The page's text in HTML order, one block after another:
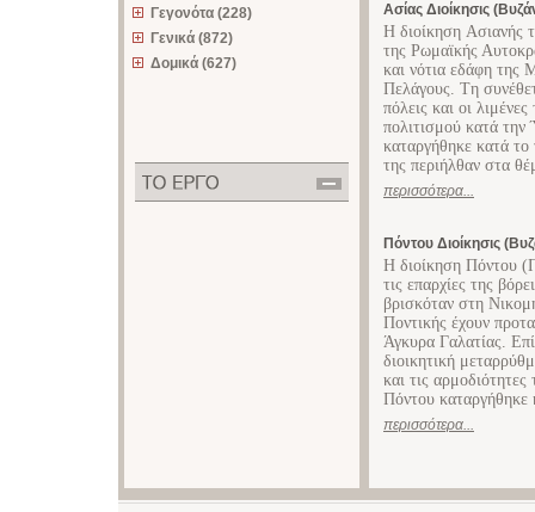
Γεγονότα (228)
Γενικά (872)
Δομικά (627)
Ασίας Διοίκησις
H διοίκηση Aσιανής
της Ρωμαϊκής
και νότια εδάφη της
Πελάγους. Tη
πόλεις και οι
πολιτισμού κατά την
καταργήθηκε κατά το
της περιήλθαν στα
περισσότερα...
Πόντου Διοίκησις
H διοίκηση Πόντου
τις επαρχίες της
βρισκόταν στη
Ποντικής έχουν
Άγκυρα Γαλατίας.
διοικητική
και τις
Πόντου καταργήθηκε
περισσότερα...